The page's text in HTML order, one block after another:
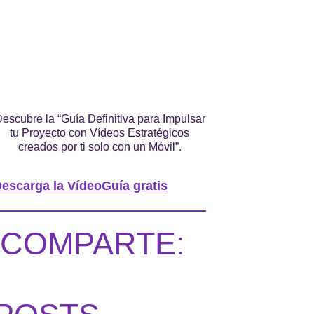
la “Guía Definitiva para Impulsar
tu Proyecto con Vídeos Estratégicos
creados por ti solo con un Móvil”.
la VídeoGuía gratis
COMPARTE: